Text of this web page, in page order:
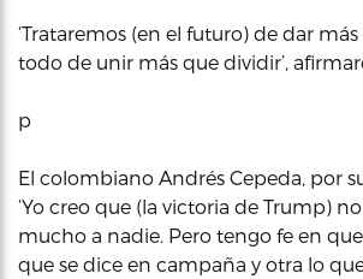
‘Trataremos (en el futuro) de dar
todo de unir más que dividir’,
p
El colombiano Andrés Cepeda, por
‘Yo creo que (la victoria de Trump)
mucho a nadie. Pero tengo fe en
que se dice en campaña y otra lo